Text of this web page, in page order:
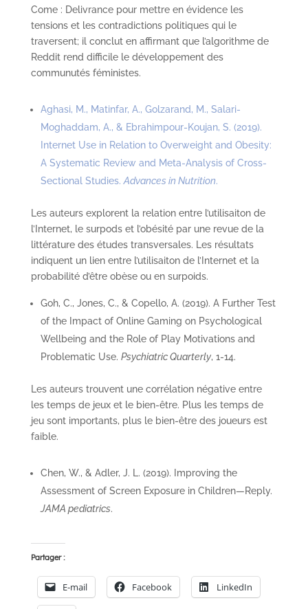
Come : Delivrance pour mettre en évidence les
tensions et les contradictions politiques qui le
traversent; il conclut en affirmant que l’algorithme de
Reddit rend difficile le développement des
communutés féministes.
Aghasi, M., Matinfar, A., Golzarand, M., Salari-
Moghaddam, A., & Ebrahimpour-Koujan, S. (2019).
Internet Use in Relation to Overweight and Obesity:
A Systematic Review and Meta-Analysis of Cross-
Sectional Studies. Advances in Nutrition.
Les auteurs explorent la relation entre l’utilisaiton de
l’Internet, le surpods et l’obésité par une revue de la
littérature des études transversales. Les résultats
indiquent un lien entre l’utilisaiton de l’Internet et la
probabilité d’être obèse ou en surpoids.
Goh, C., Jones, C., & Copello, A. (2019). A Further Test
of the Impact of Online Gaming on Psychological
Wellbeing and the Role of Play Motivations and
Problematic Use. Psychiatric Quarterly, 1-14.
Les auteurs trouvent une corrélation négative entre
les temps de jeux et le bien-être. Plus les temps de
jeu sont importants, plus le bien-être des joueurs est
faible.
Chen, W., & Adler, J. L. (2019). Improving the
Assessment of Screen Exposure in Children—Reply.
JAMA pediatrics.
Partager :
E-mail Facebook LinkedIn